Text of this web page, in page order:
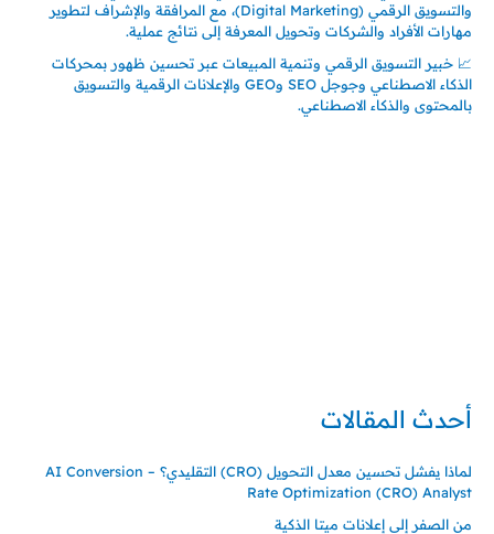
والتسويق الرقمي (Digital Marketing)، مع المرافقة والإشراف لتطوير
مهارات الأفراد والشركات وتحويل المعرفة إلى نتائج عملية.
📈 خبير التسويق الرقمي وتنمية المبيعات عبر تحسين ظهور بمحركات
الذكاء الاصطناعي وجوجل SEO وGEO والإعلانات الرقمية والتسويق
بالمحتوى والذكاء الاصطناعي.
أحدث المقالات
لماذا يفشل تحسين معدل التحويل (CRO) التقليدي؟ – AI Conversion
Rate Optimization (CRO) Analyst
من الصفر إلى إعلانات ميتا الذكية